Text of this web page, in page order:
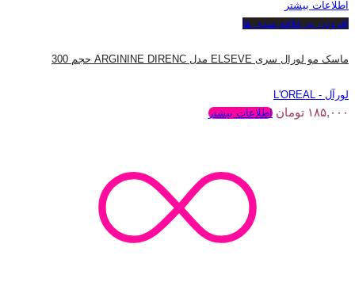
اطلاعات بیشتر
افزودن به علاقه مندی ها
ماسک مو لورال سری ELSEVE مدل ARGININE DIRENC حجم 300
لورآل - L'OREAL
۱۸۵,۰۰۰ تومان اطلاعات بیشتر